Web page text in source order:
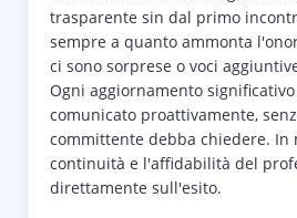
trasparente sin dal primo
sempre a quanto ammonta
ci sono sorprese o voci
Ogni aggiornamento
comunicato proattivamente,
committente debba chiedere. In
continuità e l'affidabilità del
direttamente sull'esito.